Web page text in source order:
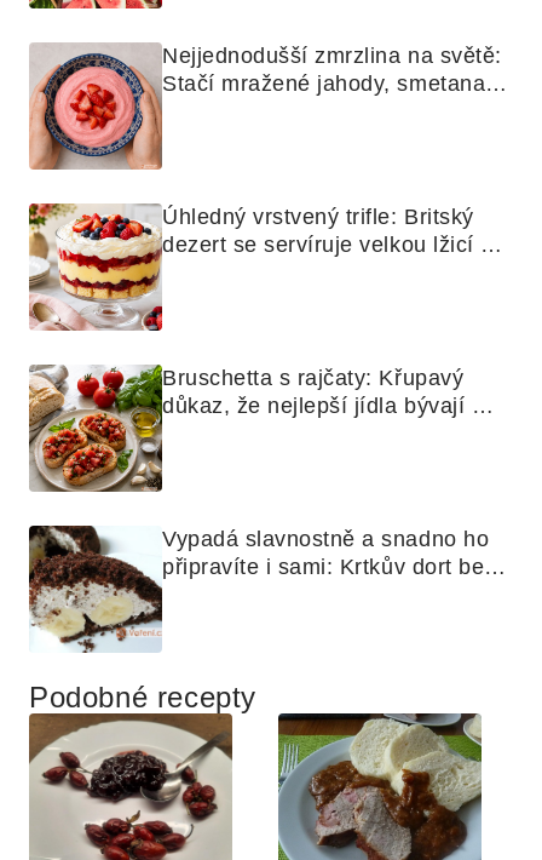
Nejjednodušší zmrzlina na světě:
Stačí mražené jahody, smetana a
Úhledný vrstvený trifle: Britský
dezert se servíruje velkou lžicí
Bruschetta s rajčaty: Křupavý
důkaz, že nejlepší jídla bývají
Vypadá slavnostně a snadno ho
připravíte i sami: Krtkův dort bez
Podobné recepty